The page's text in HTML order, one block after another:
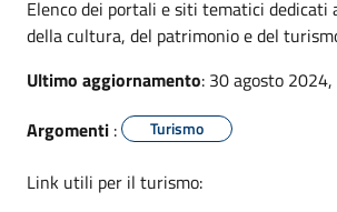
Elenco dei portali e siti tematici dedicati
della cultura, del patrimonio e del
Ultimo aggiornamento: 30 agosto
Argomenti : Turismo
Link utili per il turismo: